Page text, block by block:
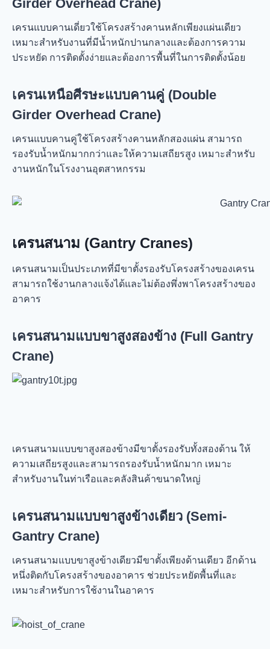
Girder Overhead Crane)
เครนแบบคานเดี่ยวใช้โครงสร้างคานหลักเพียงแผ่นเดียว
เหมาะสำหรับงานที่มีน้ำหนักปานกลางและต้องการความ
ประหยัด การติดตั้งง่ายและต้องการพื้นที่ในการติดตั้งน้อย
เครนเหนือศีรษะแบบคานคู่ (Double
Girder Overhead Crane)
เครนแบบคานคู่ใช้โครงสร้างคานหลักสองแผ่น สามารถ
รองรับน้ำหนักมากกว่าและให้ความเสถียรสูง เหมาะสำหรับ
งานหนักในโรงงานอุตสาหกรรม
เครนสนาม (Gantry Cranes)
เครนสนามเป็นประเภทที่มีขาตั้งรองรับโครงสร้างของเครน
สามารถใช้งานกลางแจ้งได้และไม่ต้องพึ่งพาโครงสร้างของ
อาคาร
เครนสนามแบบขาสูงสองข้าง (Full Gantry
Crane)
เครนสนามแบบขาสูงสองข้างมีขาตั้งรองรับทั้งสองด้าน ให้
ความเสถียรสูงและสามารถรองรับน้ำหนักมาก เหมาะ
สำหรับงานในท่าเรือและคลังสินค้าขนาดใหญ่
เครนสนามแบบขาสูงข้างเดียว (Semi-
Gantry Crane)
เครนสนามแบบขาสูงข้างเดียวมีขาตั้งเพียงด้านเดียว อีกด้าน
หนึ่งติดกับโครงสร้างของอาคาร ช่วยประหยัดพื้นที่และ
เหมาะสำหรับการใช้งานในอาคาร